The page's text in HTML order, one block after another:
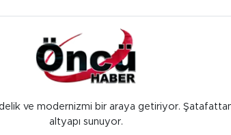
ve modernizmi bir araya getiriyor.
altyapı sunuyor.